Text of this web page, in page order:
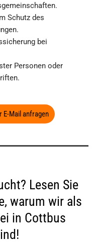
Schutz des
bei
Personen oder
E-Mail anfragen
Lesen Sie
warum wir als
in Cottbus